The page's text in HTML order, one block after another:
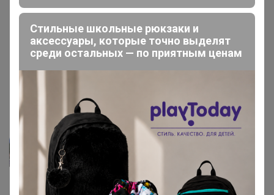
Главная
Снегурочка1974
Снегурочка1974
Кандидат в магистры
Стильные школьные рюкзаки и
аксессуары, которые точно выделят
среди остальных — по приятным ценам